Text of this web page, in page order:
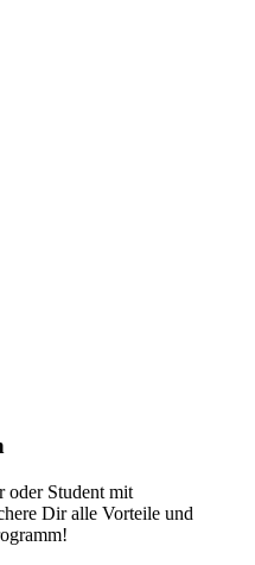
oder Student mit
Dir alle Vorteile und